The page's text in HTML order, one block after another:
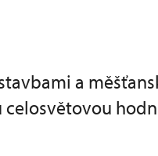
a
celosvětovou